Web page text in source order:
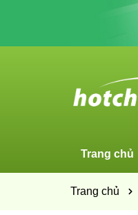
Trang chủ
Trang chủ